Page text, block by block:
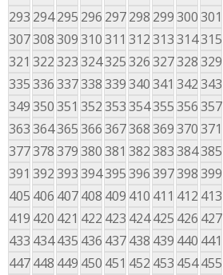
293 294295 296 297298 299300301
307308309310311 312313314315
321 322323324325326327328329
335336337338339340341 342343
349350351 352353354355356357
363364365366367368369370371
377378379380381 382383384385
391 392393394395396397398399
405 406 407408 409 410 411 412 413
419 420 421 422 423 424425 426 427
433 434435 436 437438 439 440 441
447448 449 450 451 452 453 454455